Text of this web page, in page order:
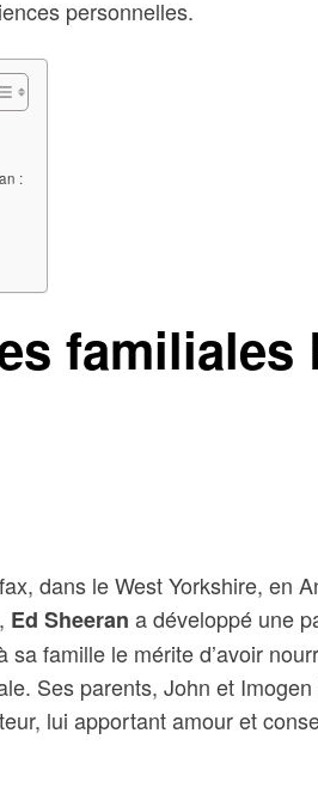
personnelles.
:
familiales
dans le West Yorkshire, en
Ed Sheeran a développé une
famille le mérite d’avoir
Ses parents, John et
lui apportant amour et